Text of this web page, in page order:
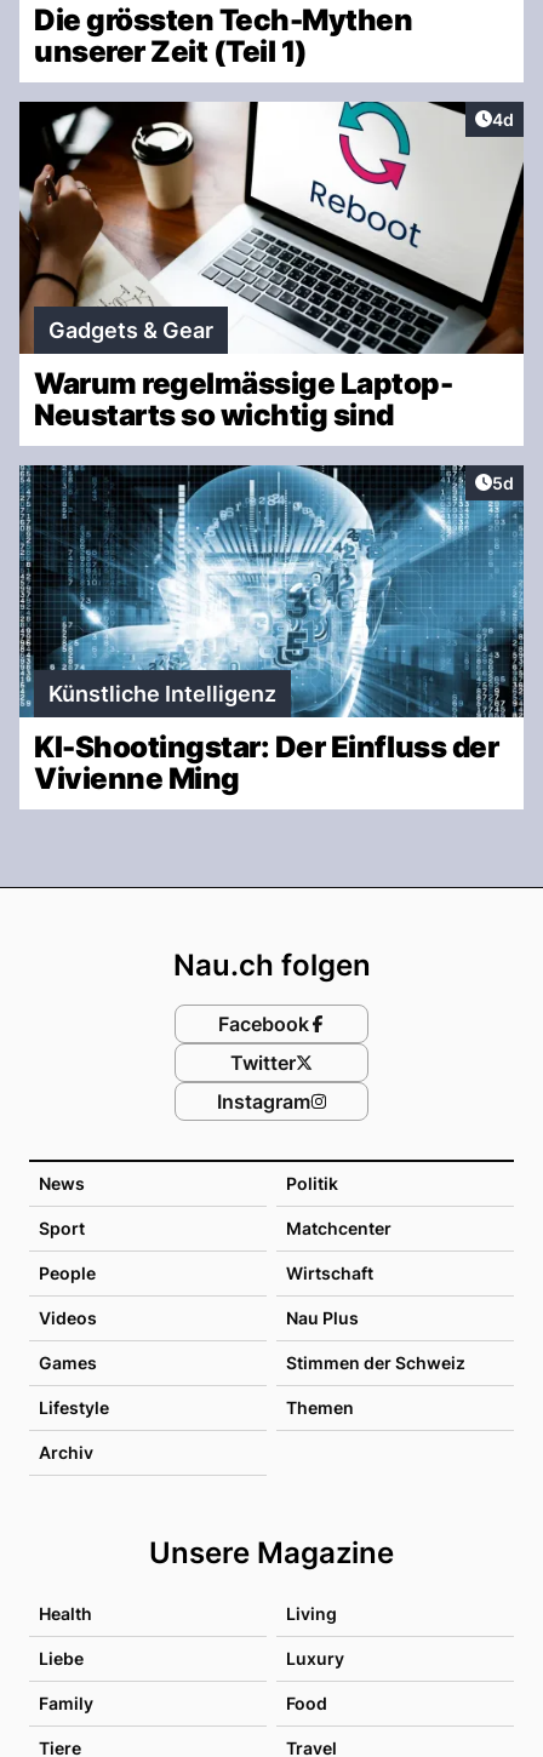
Die grössten Tech-Mythen
unserer Zeit (Teil 1)
4d
Gadgets & Gear
Warum regelmässige Laptop-
Neustarts so wichtig sind
5d
Künstliche Intelligenz
KI-Shootingstar: Der Einfluss der
Vivienne Ming
News Politik
Sport Matchcenter
People Wirtschaft
Videos Nau Plus
Games Stimmen der Schweiz
Lifestyle Themen
Archiv
Unsere Magazine
Health Living
Liebe Luxury
Family Food
Tiere Travel
Nau.ch folgen
Facebook
Twitter
Instagram